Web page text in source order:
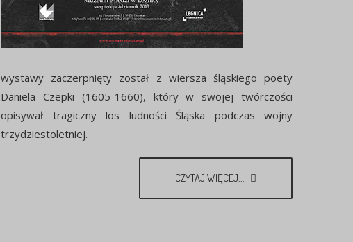
wystawy zaczerpnięty został z wiersza śląskiego poety
Daniela Czepki (1605-1660), który w swojej twórczości
opisywał tragiczny los ludności Śląska podczas wojny
trzydziestoletniej.
CZYTAJ WIĘCEJ...